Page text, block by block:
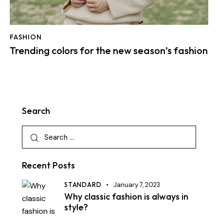
FASHION
Trending colors for the new season’s fashion
Search
Recent Posts
STANDARD January 7, 2023
Why classic fashion is always in
style?